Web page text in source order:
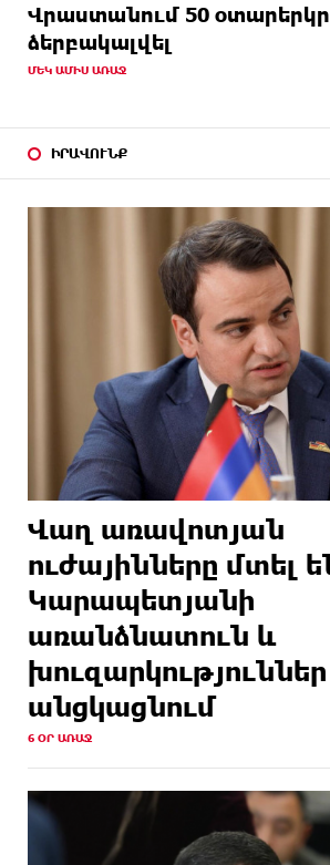
Վրաստանում 50
ձերբակալվել
ՄԵԿ ԱՄԻՍ ԱՌԱՋ
ԻՐԱՎՈՒՆՔ
Վաղ առավոտյան
ուժայինները մտել
Կարապետյանի
առանձնատուն և
անցկացնում
6 ՕՐ ԱՌԱՋ